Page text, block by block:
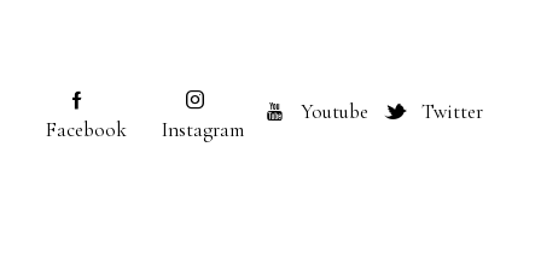
Facebook Instagram
Youtube Twitter